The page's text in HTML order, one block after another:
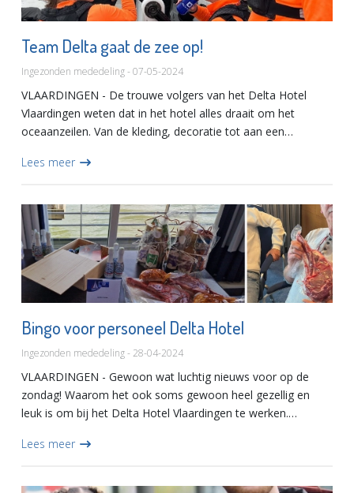
Team Delta gaat de zee op!
Ingezonden mededeling - 07-05-2024
VLAARDINGEN - De trouwe volgers van het Delta Hotel
Vlaardingen weten dat in het hotel alles draait om het
oceaanzeilen. Van de kleding, decoratie tot aan een
overeenkomsten zien...
Lees meer
Bingo voor personeel Delta Hotel
Ingezonden mededeling - 28-04-2024
VLAARDINGEN - Gewoon wat luchtig nieuws voor op de
zondag! Waarom het ook soms gewoon heel gezellig en
leuk is om bij het Delta Hotel Vlaardingen te werken.
stoom af te blaze...
Lees meer